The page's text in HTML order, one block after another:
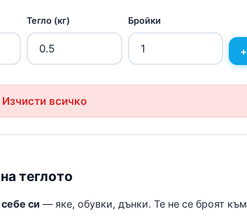
Тегло (кг) Бройки
+
Изчисти всичко
теглото
си — яке, обувки, дънки. Те не се броят към